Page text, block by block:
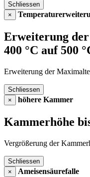
Schliessen
×
Erweiterung
400 °C auf 500
Erweiterung der
Schliessen
×
höhere Kammer
Kammerhöhe
Vergrößerung der
Schliessen
×
Ameisensäurefalle